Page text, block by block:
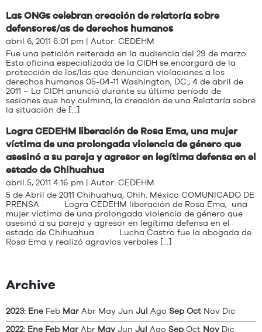
Las ONGs celebran creación de relatoría sobre
defensores/as de derechos humanos
abril 6, 2011 6:01 pm | Autor: CEDEHM
Fue una petición reiterada en la audiencia del 29 de marzo.
Esta oficina especializada de la CIDH se encargará de la
protección de los/las que denuncian violaciones a los
derechos humanos 05-04-11 Washington, DC., 4 de abril de
2011 – La CIDH anunció durante su último período de
sesiones que hoy culmina, la creación de una Relataría sobre
la situación de […]
Logra CEDEHM liberación de Rosa Ema, una mujer
víctima de una prolongada violencia de género que
asesinó a su pareja y agresor en legítima defensa en el
estado de Chihuahua
abril 5, 2011 4:16 pm | Autor: CEDEHM
5 de Abril de 2011 Chihuahua, Chih. México COMUNICADO DE
PRENSA · Logra CEDEHM liberación de Rosa Ema, una
mujer víctima de una prolongada violencia de género que
asesinó a su pareja y agresor en legítima defensa en el
estado de Chihuahua · Lucha Castro fue la abogada de
Rosa Ema y realizó agravios verbales […]
Archive
2023: Ene Feb Mar Abr May Jun Jul Ago Sep Oct Nov Dic
2022: Ene Feb Mar Abr May Jun Jul Ago Sep Oct Nov Dic